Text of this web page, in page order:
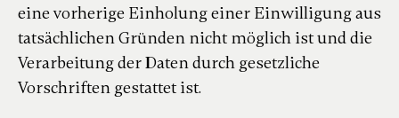
eine vorherige Einholung einer Einwilligung aus
tatsächlichen Gründen nicht möglich ist und die
Verarbeitung der Daten durch gesetzliche
Vorschriften gestattet ist.